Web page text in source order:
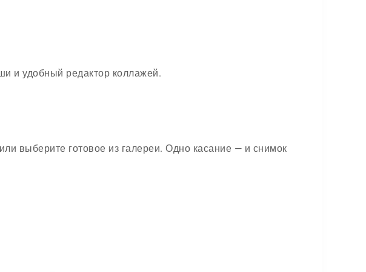
и удобный редактор коллажей.
выберите готовое из галереи. Одно касание — и снимок